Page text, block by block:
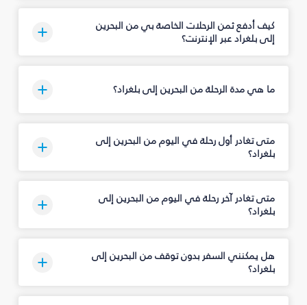
كيف أدفع ثمن الرحلات الخاصة بي من البحرين
إلى بلغراد عبر الإنترنت؟
ما هي مدة الرحلة من البحرين إلى بلغراد؟
متى تغادر أول رحلة في اليوم من البحرين إلى
بلغراد؟
متى تغادر آخر رحلة في اليوم من البحرين إلى
بلغراد؟
هل يمكنني السفر بدون توقف من البحرين إلى
بلغراد؟